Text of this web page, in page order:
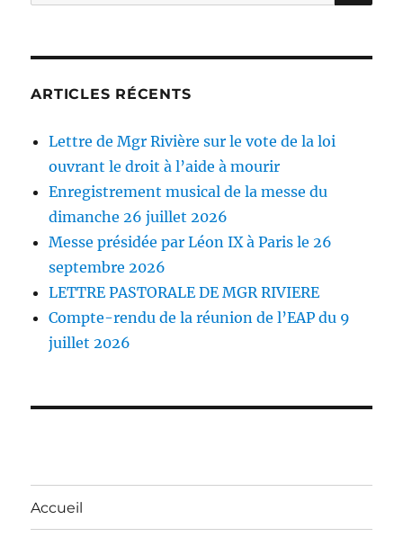
pour :
ARTICLES RÉCENTS
Lettre de Mgr Rivière sur le vote de la loi
ouvrant le droit à l’aide à mourir
Enregistrement musical de la messe du
dimanche 26 juillet 2026
Messe présidée par Léon IX à Paris le 26
septembre 2026
LETTRE PASTORALE DE MGR RIVIERE
Compte-rendu de la réunion de l’EAP du 9
juillet 2026
Accueil